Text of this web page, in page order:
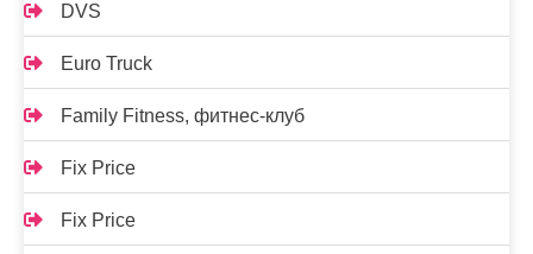
DVS
Euro Truck
Family Fitness, фитнес-клуб
Fix Price
Fix Price